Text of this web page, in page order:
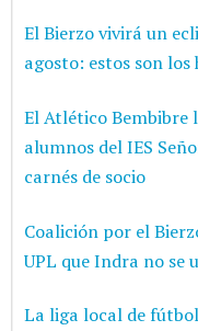
El Bierzo vivirá un
agosto: estos son
El Atlético Bembibre
alumnos del IES
carnés de socio
Coalición por el
UPL que Indra no se
La liga local de